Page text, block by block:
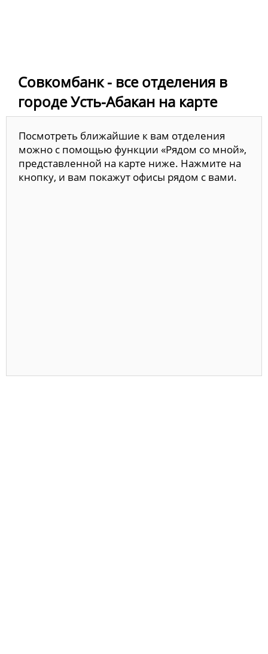
Совкомбанк - все отделения в
городе Усть-Абакан на карте
Посмотреть ближайшие к вам отделения
можно с помощью функции «Рядом со мной»,
представленной на карте ниже. Нажмите на
кнопку, и вам покажут офисы рядом с вами.